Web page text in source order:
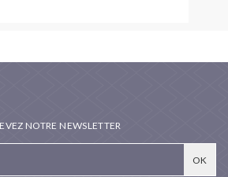
NOTRE NEWSLETTER